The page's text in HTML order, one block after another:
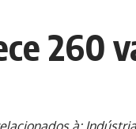
260
à: